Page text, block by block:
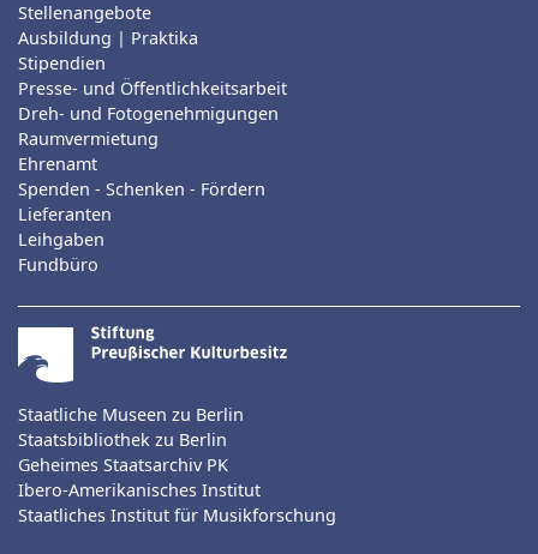
Stellenangebote
Ausbildung | Praktika
Stipendien
Presse- und Öffentlichkeitsarbeit
Dreh- und Fotogenehmigungen
Raumvermietung
Ehrenamt
Spenden - Schenken - Fördern
Lieferanten
Leihgaben
Fundbüro
Staatliche Museen zu Berlin
Staatsbibliothek zu Berlin
Geheimes Staatsarchiv PK
Ibero-Amerikanisches Institut
Staatliches Institut für Musikforschung